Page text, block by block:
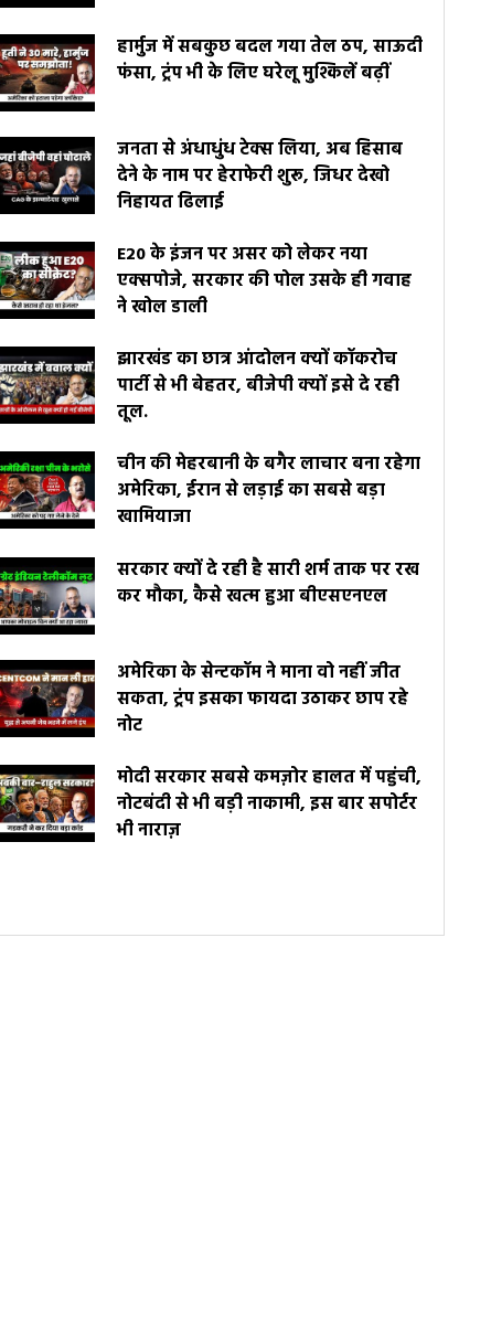
हार्मुज में सबकुछ बदल गया तेल ठप, साऊदी
फंसा, ट्रंप भी के लिए घरेलू मुश्किलें बढ़ीं
जनता से अंधाधुंध टेक्स लिया, अब हिसाब
देने के नाम पर हेराफेरी शुरू, जिधर देखो
निहायत ढिलाई
E20 के इंजन पर असर को लेकर नया
एक्सपोजे, सरकार की पोल उसके ही गवाह
ने खोल डाली
झारखंड का छात्र आंदोलन क्यों कॉकरोच
पार्टी से भी बेहतर, बीजेपी क्यों इसे दे रही
तूल.
चीन की मेहरबानी के बगैर लाचार बना रहेगा
अमेरिका, ईरान से लड़ाई का सबसे बड़ा
खामियाजा
सरकार क्यों दे रही है सारी शर्म ताक पर रख
कर मौका, कैसे खत्म हुआ बीएसएनएल
अमेरिका के सेन्टकॉम ने माना वो नहीं जीत
सकता, ट्रंप इसका फायदा उठाकर छाप रहे
नोट
मोदी सरकार सबसे कमज़ोर हालत में पहुंची,
नोटबंदी से भी बड़ी नाकामी, इस बार सपोर्टर
भी नाराज़